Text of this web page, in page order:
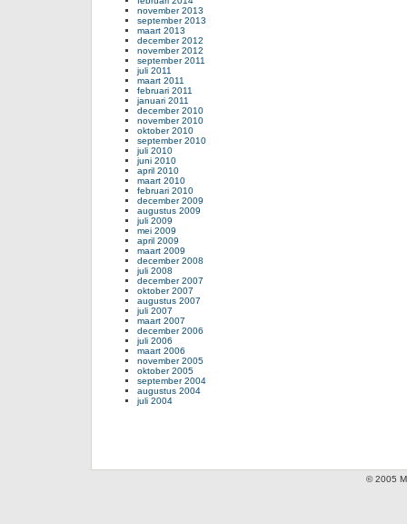
november 2013
september 2013
maart 2013
december 2012
november 2012
september 2011
juli 2011
maart 2011
februari 2011
januari 2011
december 2010
november 2010
oktober 2010
september 2010
juli 2010
juni 2010
april 2010
maart 2010
februari 2010
december 2009
augustus 2009
juli 2009
mei 2009
april 2009
maart 2009
december 2008
juli 2008
december 2007
oktober 2007
augustus 2007
juli 2007
maart 2007
december 2006
juli 2006
maart 2006
november 2005
oktober 2005
september 2004
augustus 2004
juli 2004
© 2005